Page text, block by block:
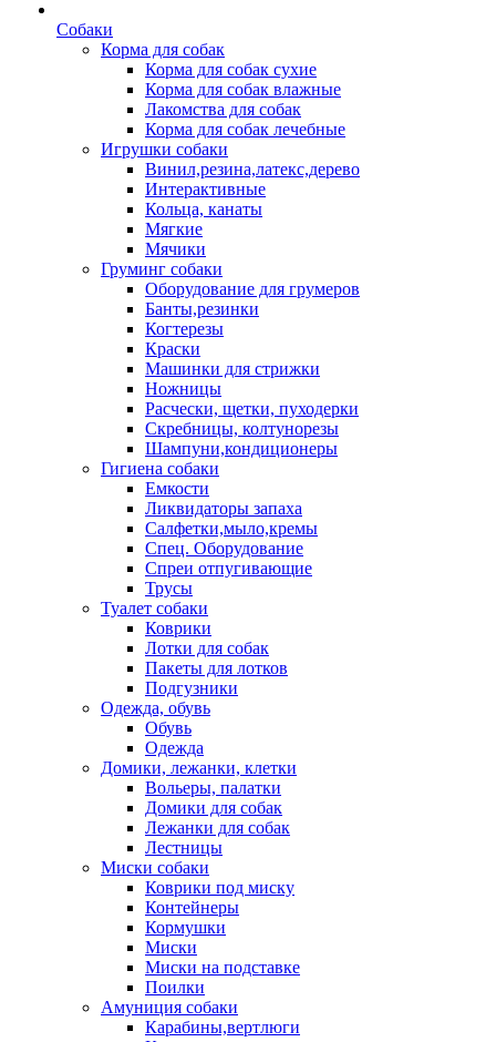
Собаки
Корма для собак
Корма для собак сухие
Корма для собак влажные
Лакомства для собак
Корма для собак лечебные
Игрушки собаки
Винил,резина,латекс,дерево
Интерактивные
Кольца, канаты
Мягкие
Мячики
Груминг собаки
Оборудование для грумеров
Банты,резинки
Когтерезы
Краски
Машинки для стрижки
Ножницы
Расчески, щетки, пуходерки
Скребницы, колтунорезы
Шампуни,кондиционеры
Гигиена собаки
Емкости
Ликвидаторы запаха
Салфетки,мыло,кремы
Спец. Оборудование
Спреи отпугивающие
Трусы
Туалет собаки
Коврики
Лотки для собак
Пакеты для лотков
Подгузники
Одежда, обувь
Обувь
Одежда
Домики, лежанки, клетки
Вольеры, палатки
Домики для собак
Лежанки для собак
Лестницы
Миски собаки
Коврики под миску
Контейнеры
Кормушки
Миски
Миски на подставке
Поилки
Амуниция собаки
Карабины,вертлюги